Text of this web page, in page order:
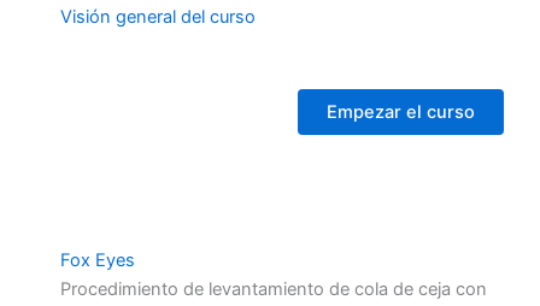
Visión general del curso
Empezar el curso
Fox Eyes
Procedimiento de levantamiento de cola de ceja con